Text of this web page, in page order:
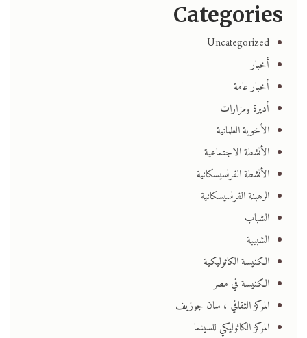
Categories
Uncategorized
أخبار
أخبار عامة
أديرة ومزارات
الأخوية العلمانية
الأنشطة الاجتماعية
الأنشطة الفرنسيسكانية
الرهبنة الفرنسيسكانية
الشباب
الشبيبة
الكنيسة الكاثوليكية
الكنيسة في مصر
المركز الثقافي ، سان جوزيف
المركز الكاثوليكي للسينما